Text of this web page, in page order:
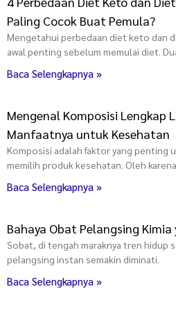
Paling Cocok Buat Pemula?
Mengetahui perbedaan diet keto dan
awal penting sebelum memulai diet.
Baca Selengkapnya »
Mengenal Komposisi Lengkap
Manfaatnya untuk Kesehatan
Komposisi adalah faktor yang penting
memilih produk kesehatan. Oleh
Baca Selengkapnya »
Bahaya Obat Pelangsing Kimia
Sobat, di tengah maraknya tren hidup
pelangsing instan semakin diminati.
Baca Selengkapnya »